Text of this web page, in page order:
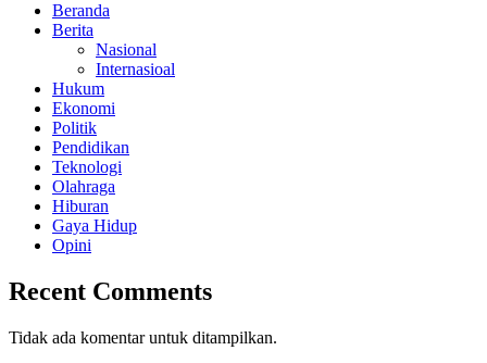
Beranda
Berita
Nasional
Internasioal
Hukum
Ekonomi
Politik
Pendidikan
Teknologi
Olahraga
Hiburan
Gaya Hidup
Opini
Recent Comments
Tidak ada komentar untuk ditampilkan.